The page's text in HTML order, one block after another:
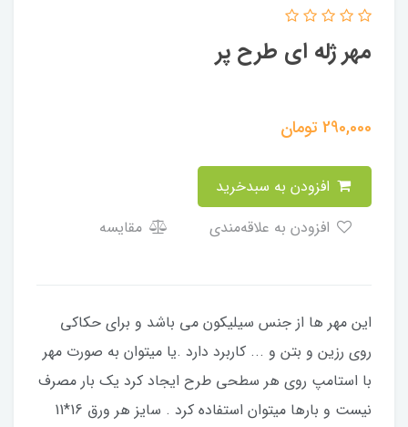
مهر ژله ای طرح پر
290,000تومان
مقایسه
این مهر ها از جنس سیلیکون می باشد و برای حکاکی
روی رزین و بتن و ... کاربرد دارد .یا میتوان به صورت مهر
با استامپ روی هر سطحی طرح ایجاد کرد یک بار مصرف
نیست و بارها میتوان استفاده کرد . سایز هر ورق 16*11